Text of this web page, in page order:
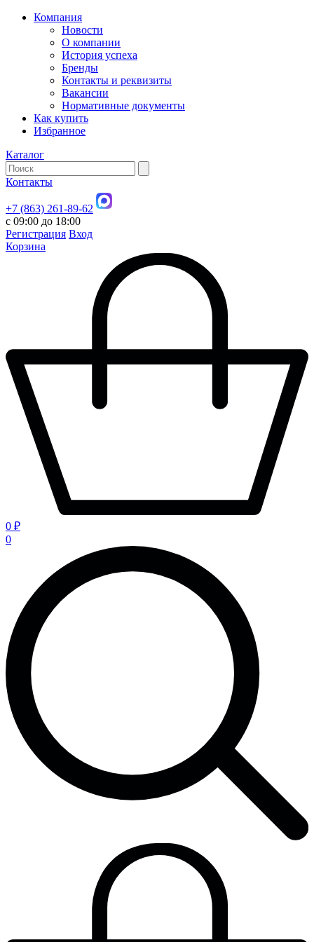
Компания
Новости
О компании
История успеха
Бренды
Контакты и реквизиты
Вакансии
Нормативные документы
Как купить
Избранное
Каталог
Контакты
+7 (863) 261-89-62
с 09:00 до 18:00
Регистрация Вход
Корзина
0 ₽
0